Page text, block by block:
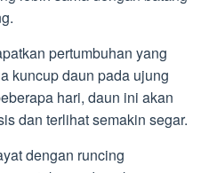
pertumbuhan yang
kuncup daun pada ujung
hari, daun ini akan
dan terlihat semakin segar.
dengan runcing